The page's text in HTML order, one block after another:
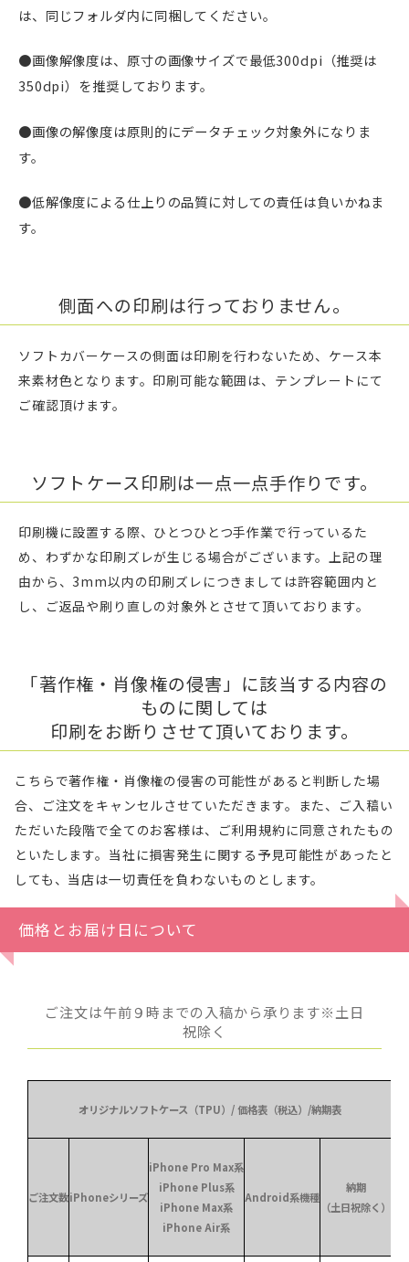
は、同じフォルダ内に同梱してください。
●画像解像度は、原寸の画像サイズで最低300dpi（推奨は
350dpi）を推奨しております。
●画像の解像度は原則的にデータチェック対象外になりま
す。
●低解像度による仕上りの品質に対しての責任は負いかねま
す。
側面への印刷は行っておりません。
ソフトカバーケースの側面は印刷を行わないため、ケース本
来素材色となります。印刷可能な範囲は、テンプレートにて
ご確認頂けます。
ソフトケース印刷は一点一点手作りです。
印刷機に設置する際、ひとつひとつ手作業で行っているた
め、わずかな印刷ズレが生じる場合がございます。上記の理
由から、3mm以内の印刷ズレにつきましては許容範囲内と
し、ご返品や刷り直しの対象外とさせて頂いております。
「著作権・肖像権の侵害」に該当する内容の
ものに関しては
印刷をお断りさせて頂いております。
こちらで著作権・肖像権の侵害の可能性があると判断した場
合、ご注文をキャンセルさせていただきます。また、ご入稿い
ただいた段階で全てのお客様は、ご利用規約に同意されたもの
といたします。当社に損害発生に関する予見可能性があったと
しても、当店は一切責任を負わないものとします。
価格とお届け日について
ご注文は午前９時までの入稿から承ります※土日
祝除く
オリジナルソフトケース（TPU）/ 価格表（税込）/納期表
ご注文数iPhoneシリーズ
iPhone Pro Max系
iPhone Plus系
iPhone Max系
iPhone Air系
Android系機種
納期
（土日祝除く）